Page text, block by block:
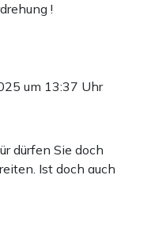
!
um 13:37 Uhr
dürfen Sie doch
Ist doch auch